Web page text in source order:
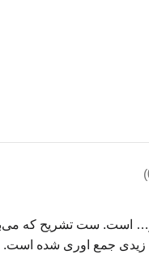
زیدی جمع اوری شده است.